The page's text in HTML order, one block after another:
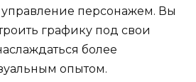
персонажем. Вы
графику под свои
более
опытом.